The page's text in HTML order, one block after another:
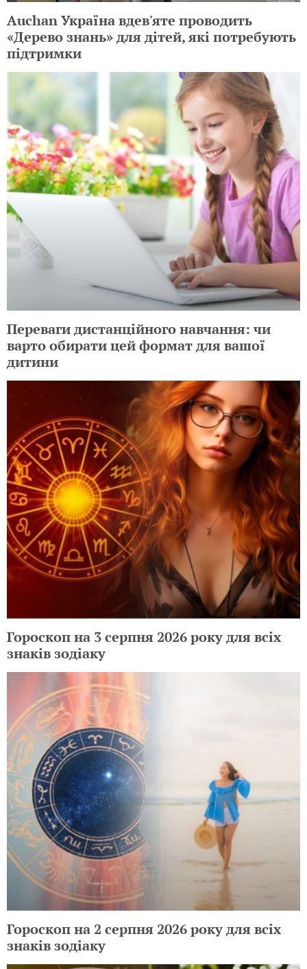
Auchan Україна вдев'яте проводить
«Дерево знань» для дітей, які потребують
підтримки
Переваги дистанційного навчання: чи
варто обирати цей формат для вашої
дитини
Гороскоп на 3 серпня 2026 року для всіх
знаків зодіаку
Гороскоп на 2 серпня 2026 року для всіх
знаків зодіаку